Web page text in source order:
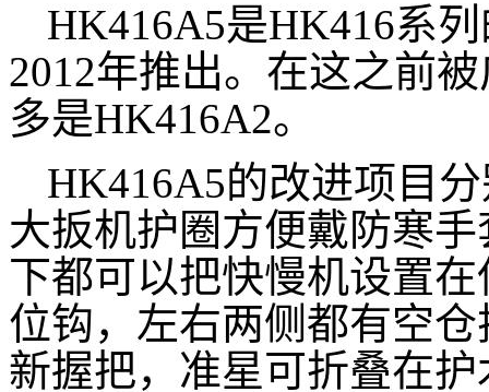
HK416A5是HK416系
2012年推出。在这之前
多是HK416A2。
HK416A5的改进项目
大扳机护圈方便戴防寒
下都可以把快慢机设置
位钩，左右两侧都有空
新握把，准星可折叠在